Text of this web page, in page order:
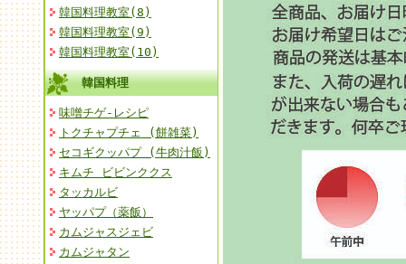
韓国料理教室(8)
韓国料理教室(9)
韓国料理教室(10)
韓国料理
味噌チゲ-レシピ
トクチャプチェ (餅雑菜)
セコギクッパプ (牛肉汁飯)
キムチ ビビンククス
タッカルビ
ヤッパプ（薬飯）
カムジャスジェビ
カムジャタン